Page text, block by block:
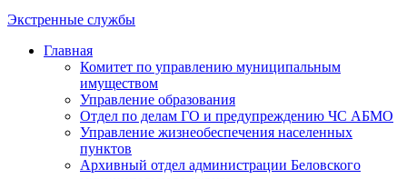
Экстренные службы
Главная
Комитет по управлению муниципальным
имуществом
Управление образования
Отдел по делам ГО и предупреждению ЧС АБМО
Управление жизнеобеспечения населенных
пунктов
Архивный отдел администрации Беловского